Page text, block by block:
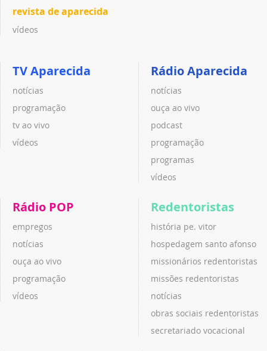
revista de aparecida
vídeos
TV Aparecida
notícias
programação
tv ao vivo
vídeos
Rádio Aparecida
notícias
ouça ao vivo
podcast
programação
programas
vídeos
Rádio POP
empregos
notícias
ouça ao vivo
programação
vídeos
Redentoristas
história pe. vitor
hospedagem santo afonso
missionários redentoristas
missões redentoristas
notícias
obras sociais redentoristas
secretariado vocacional